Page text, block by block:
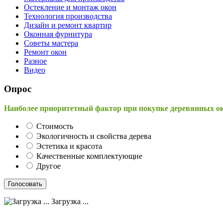
Остекление и монтаж окон
Технология производства
Дизайн и ремонт квартир
Оконная фурнитура
Советы мастера
Ремонт окон
Разное
Видео
Опрос
Наиболее приоритетный фактор при покупке деревянных
Стоимость
Экологичность и свойства дерева
Эстетика и красота
Качественные комплектующие
Другое
Загрузка ...